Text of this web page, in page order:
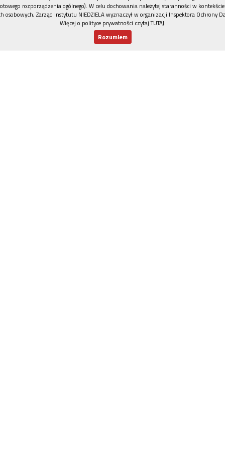
rozporządzenia ogólnego). W celu dochowania należytej staranności w
osobowych, Zarząd Instytutu NIEDZIELA wyznaczył w organizacji Inspektora Ochrony
Więcej o polityce prywatności czytaj TUTAJ.
Rozumiem